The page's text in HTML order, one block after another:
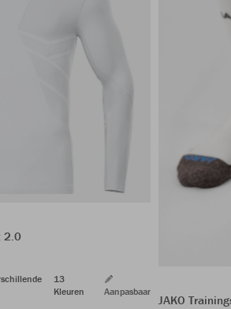
2.0
13
Kleuren
Aanpasbaar
JAKO